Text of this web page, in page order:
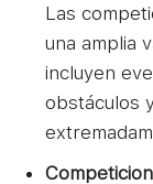
Las
una amplia
incluyen
obstáculos